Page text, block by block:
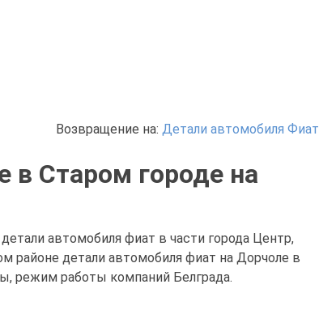
Возвращение на: Детали автомобиля Фиат
в Старом городе на
автомобиля фиат в части города Центр,
детали автомобиля фиат на Дорчоле в
режим работы компаний Белграда.